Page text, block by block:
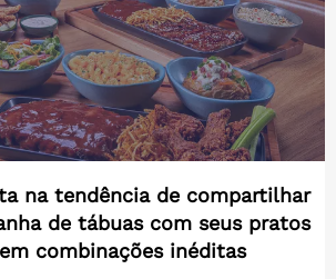
na tendência de compartilhar
de tábuas com seus pratos
combinações inéditas